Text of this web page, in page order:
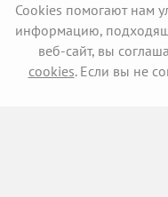
Cookies помогают нам
информацию,
веб-сайт, вы
cookies. Если вы не